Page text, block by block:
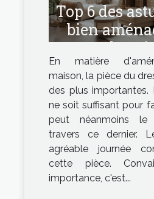
Top 6 des
bien
En matière
maison, la pièce du
des plus importantes.
ne soit suffisant pour
peut néanmoins le
travers ce dernier.
agréable journée
cette pièce.
importance, c'est...